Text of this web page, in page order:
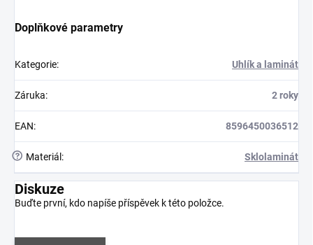
Doplňkové parametry
Kategorie: Uhlík a laminát
Záruka: 2 roky
EAN: 8596450036512
? Materiál : Sklolaminát
Diskuze
Buďte první, kdo napíše příspěvek k této položce.